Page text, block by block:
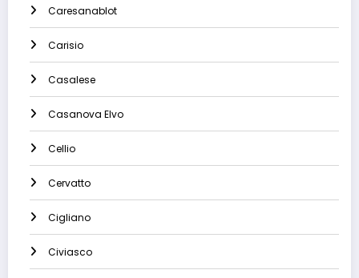
Caresanablot
Carisio
Casalese
Casanova Elvo
Cellio
Cervatto
Cigliano
Civiasco